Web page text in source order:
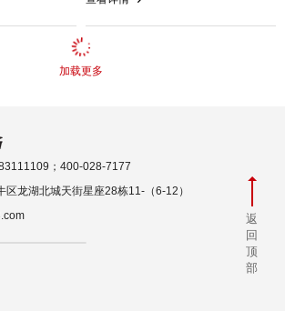
加载更多
；400-028-7177
区龙湖北城天街星座28栋11-（6-12）
返
回
顶
部